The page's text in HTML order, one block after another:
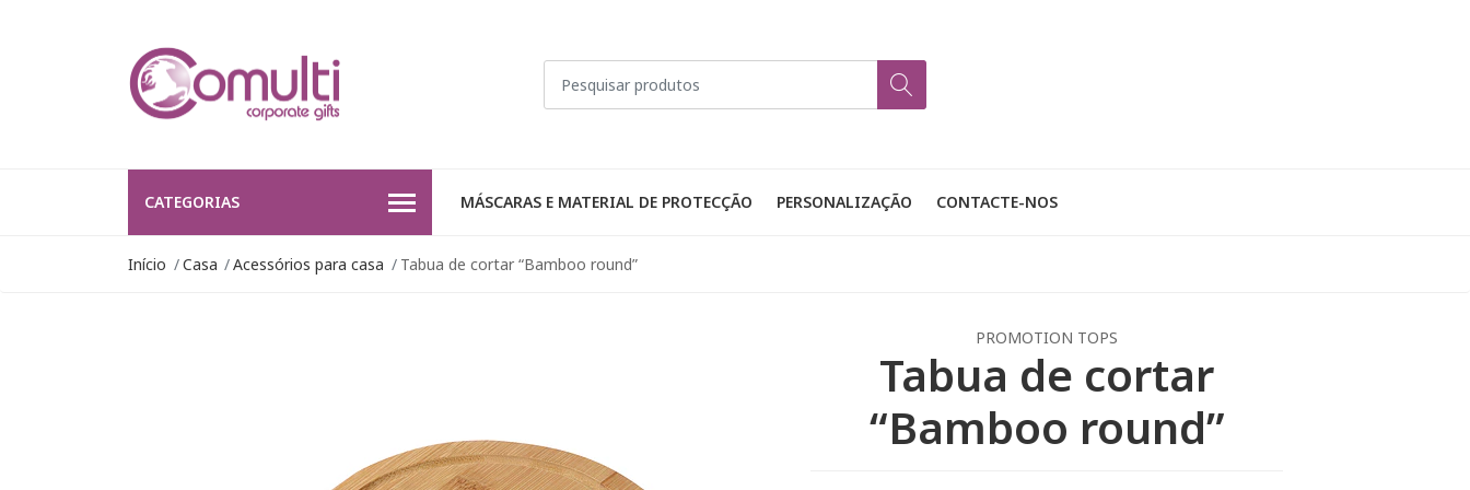
CATEGORIAS MÁSCARAS E MATERIAL DE PROTECÇÃO PERSONALIZAÇÃO CONTACTE-NOS
Início Casa Acessórios para casa Tabua de cortar “Bamboo round”
PROMOTION TOPS
Tabua de cortar
“Bamboo round”